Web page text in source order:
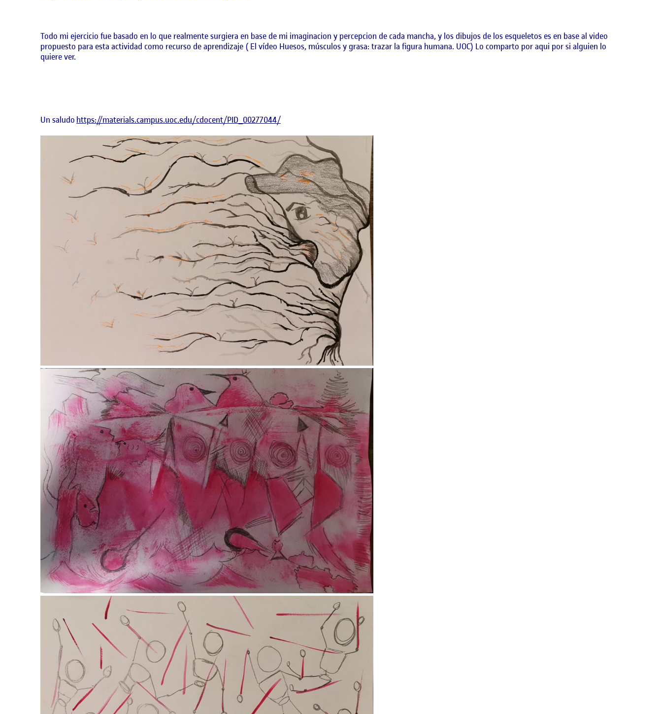
Todo mi ejercicio fue basado en lo que realmente surgiera en base de mi imaginacion y percepcion de cada mancha, y los dibujos de los esqueletos es en base al video
propuesto para esta actividad como recurso de aprendizaje ( El vídeo Huesos, músculos y grasa: trazar la figura humana. UOC) Lo comparto por aqui por si alguien lo
quiere ver.
Un saludo https://materials.campus.uoc.edu/cdocent/PID_00277044/